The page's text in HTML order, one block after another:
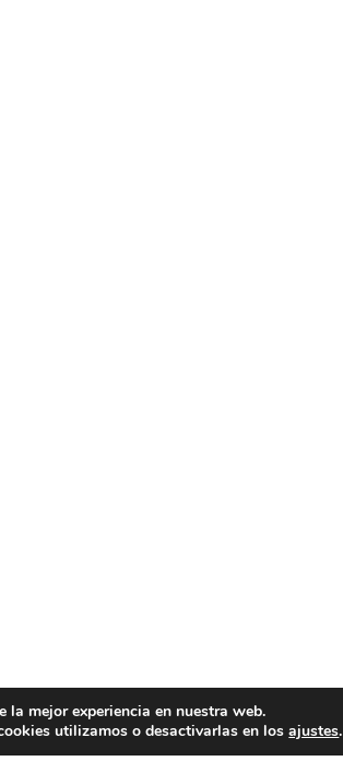
mejor experiencia en nuestra web.
utilizamos o desactivarlas en losajustes.